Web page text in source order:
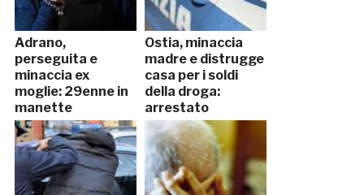
Adrano,
perseguita e
minaccia ex
moglie: 29enne in
manette
Ostia, minaccia
madre e distrugge
casa per i soldi
della droga:
arrestato